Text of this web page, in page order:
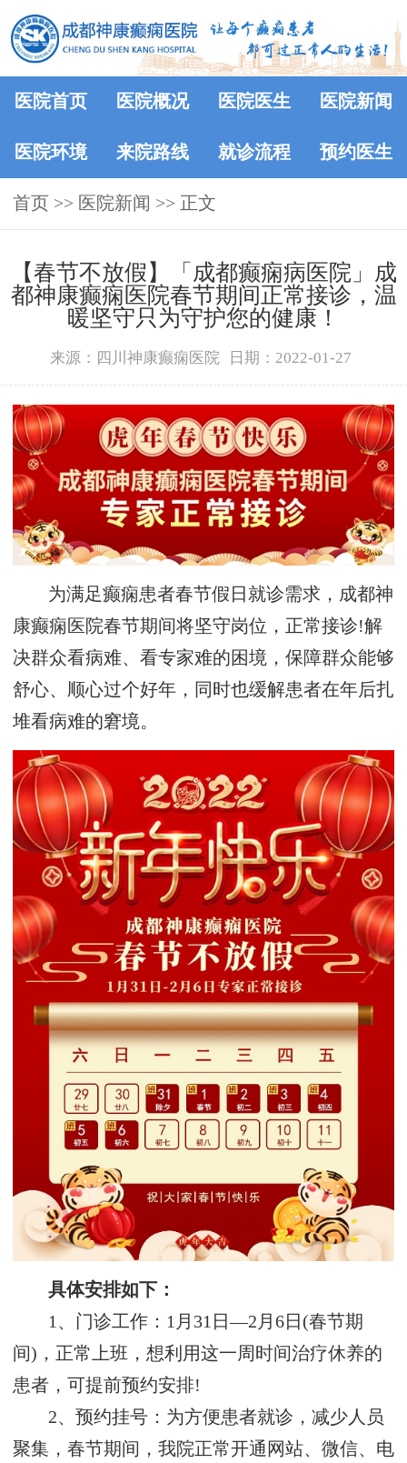
医院首页 医院概况 医院医生 医院新闻
医院环境 来院路线 就诊流程 预约医生
首页 >> 医院新闻 >> 正文
【春节不放假】「成都癫痫病医院」成
都神康癫痫医院春节期间正常接诊，温
暖坚守只为守护您的健康！
来源：四川神康癫痫医院 日期：2022-01-27
为满足癫痫患者春节假日就诊需求，成都神
康癫痫医院春节期间将坚守岗位，正常接诊!解
决群众看病难、看专家难的困境，保障群众能够
舒心、顺心过个好年，同时也缓解患者在年后扎
堆看病难的窘境。
具体安排如下：
1、门诊工作：1月31日—2月6日(春节期
间)，正常上班，想利用这一周时间治疗休养的
患者，可提前预约安排!
2、预约挂号：为方便患者就诊，减少人员
聚集，春节期间，我院正常开通网站、微信、电